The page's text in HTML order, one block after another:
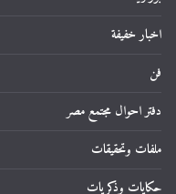
اخبار خفيفة
فن
دفتر احوال مجتمع مصر
ملفات وتحقيقات
حكايات وذكريات